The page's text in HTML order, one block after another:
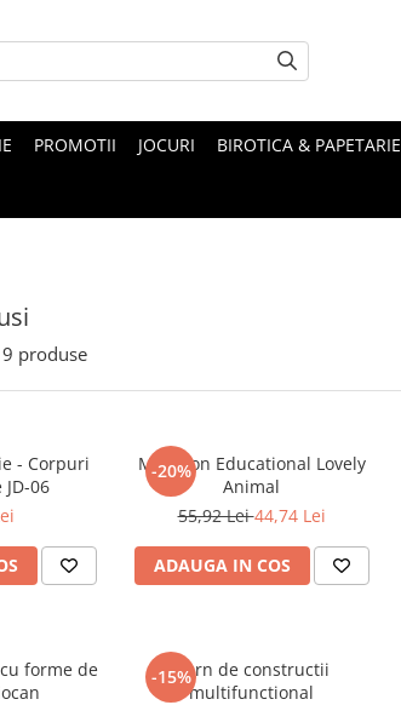
PROMOTII JOCURI BIROTICA & PAPETARIE
9 produse
- Corpuri
06
-20%
Microfon Educational Lovely
Animal
55,92 Lei44,74 Lei
ADAUGA IN COS
forme de
-15%Turn de constructii
multifunctional